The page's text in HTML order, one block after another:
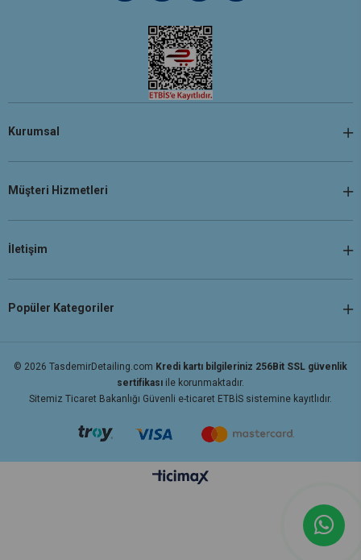
Kurumsal
Müşteri Hizmetleri
İletişim
Popüler Kategoriler
© 2026 TasdemirDetailing.com Kredi kartı bilgileriniz 256Bit SSL güvenlik
sertifikası ile korunmaktadır.
Sitemiz Ticaret Bakanlığı Güvenli e-ticaret ETBİS sistemine kayıtlıdır.